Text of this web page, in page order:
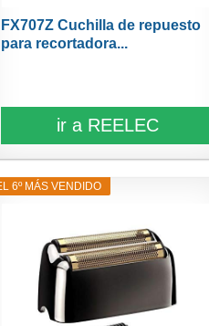
FX707Z Cuchilla de repuesto
para recortadora...
ir a REELEC
6º MÁS VENDIDO